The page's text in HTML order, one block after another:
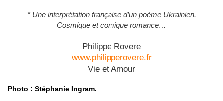
* Une interprétation française d’un poème Ukrainien.
Cosmique et comique romance…
Philippe Rovere
www.philipperovere.fr
Vie et Amour
Photo : Stéphanie Ingram.